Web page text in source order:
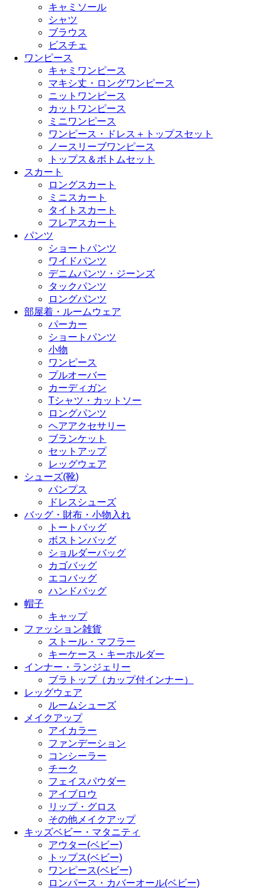
キャミソール
シャツ
ブラウス
ビスチェ
ワンピース
キャミワンピース
マキシ丈・ロングワンピース
ニットワンピース
カットワンピース
ミニワンピース
ワンピース・ドレス＋トップスセット
ノースリーブワンピース
トップス＆ボトムセット
スカート
ロングスカート
ミニスカート
タイトスカート
フレアスカート
パンツ
ショートパンツ
ワイドパンツ
デニムパンツ・ジーンズ
タックパンツ
ロングパンツ
部屋着・ルームウェア
パーカー
ショートパンツ
小物
ワンピース
プルオーバー
カーディガン
Tシャツ・カットソー
ロングパンツ
ヘアアクセサリー
ブランケット
セットアップ
レッグウェア
シューズ(靴)
パンプス
ドレスシューズ
バッグ・財布・小物入れ
トートバッグ
ボストンバッグ
ショルダーバッグ
カゴバッグ
エコバッグ
ハンドバッグ
帽子
キャップ
ファッション雑貨
ストール・マフラー
キーケース・キーホルダー
インナー・ランジェリー
ブラトップ（カップ付インナー）
レッグウェア
ルームシューズ
メイクアップ
アイカラー
ファンデーション
コンシーラー
チーク
フェイスパウダー
アイブロウ
リップ・グロス
その他メイクアップ
キッズベビー・マタニティ
アウター(ベビー)
トップス(ベビー)
ワンピース(ベビー)
ロンパース・カバーオール(ベビー)